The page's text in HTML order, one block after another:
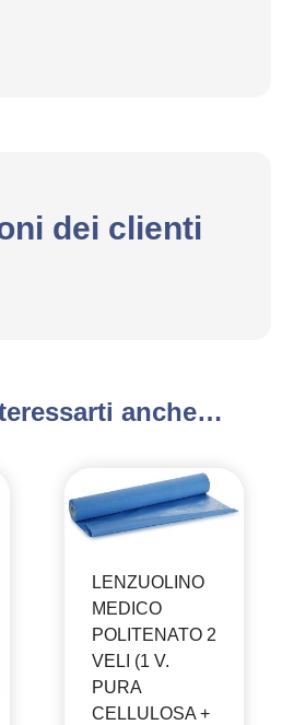
dei clienti
anche…
LENZUOLINO
MEDICO
POLITENATO 2
VELI (1 V.
PURA
CELLULOSA +